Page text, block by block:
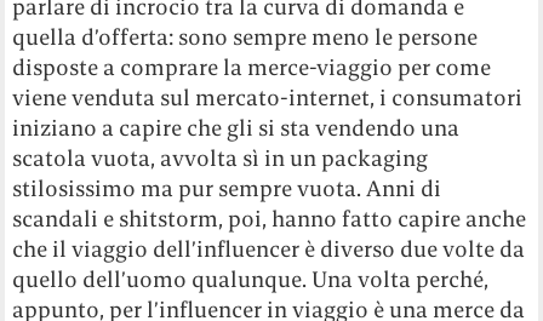
parlare di incrocio tra la curva di domanda e
quella d’offerta: sono sempre meno le persone
disposte a comprare la merce-viaggio per come
viene venduta sul mercato-internet, i consumatori
iniziano a capire che gli si sta vendendo una
scatola vuota, avvolta sì in un packaging
stilosissimo ma pur sempre vuota. Anni di
scandali e shitstorm, poi, hanno fatto capire anche
che il viaggio dell’influencer è diverso due volte da
quello dell’uomo qualunque. Una volta perché,
appunto, per l’influencer in viaggio è una merce da